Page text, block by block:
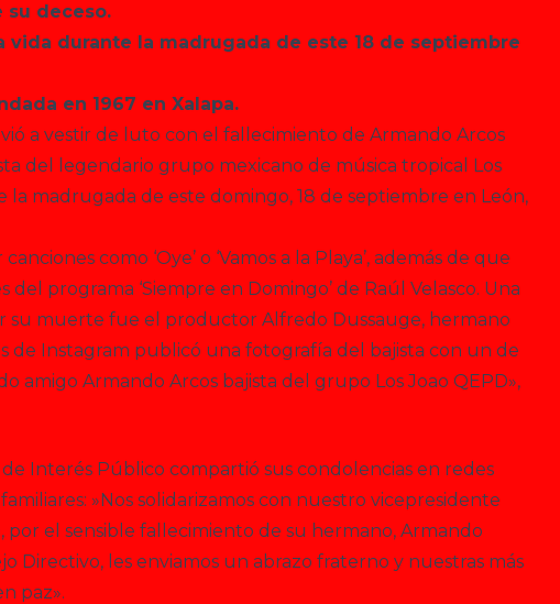
su deceso.
vida durante la madrugada de este 18 de septiembre
en 1967 en Xalapa.
a vestir de luto con el fallecimiento de Armando Arcos
del legendario grupo mexicano de música tropical Los
la madrugada de este domingo, 18 de septiembre en León,
como ‘Oye’ o ‘Vamos a la Playa’, además de que
del programa ‘Siempre en Domingo’ de Raúl Velasco. Una
su muerte fue el productor Alfredo Dussauge, hermano
de Instagram publicó una fotografía del bajista con un de
amigo Armando Arcos bajista del grupo Los Joao QEPD»,
Interés Público compartió sus condolencias en redes
»Nos solidarizamos con nuestro vicepresidente
por el sensible fallecimiento de su hermano, Armando
Directivo, les enviamos un abrazo fraterno y nuestras más
paz».